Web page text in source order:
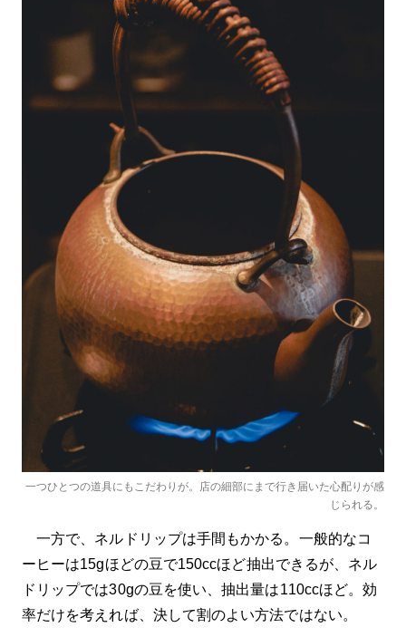
一つひとつの道具にもこだわりが。店の細部にまで行き届いた心配りが感
じられる。
一方で、ネルドリップは手間もかかる。一般的なコ
ーヒーは15gほどの豆で150ccほど抽出できるが、ネル
ドリップでは30gの豆を使い、抽出量は110ccほど。効
率だけを考えれば、決して割のよい方法ではない。